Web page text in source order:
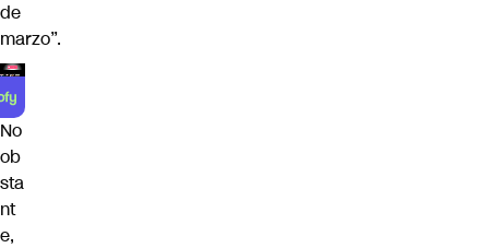
de
marzo”.
No
ob
sta
nt
e,